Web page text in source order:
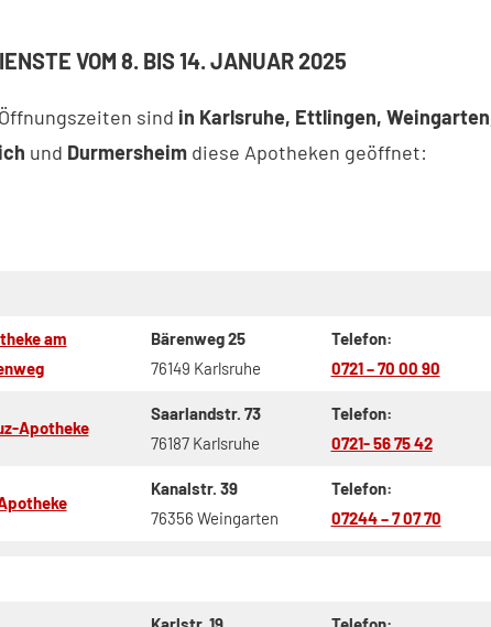
VOM 8. BIS 14. JANUAR 2025
sind in Karlsruhe, Ettlingen,
und Durmersheim diese Apotheken geöffnet:
am
Bärenweg 25
76149 Karlsruhe
Telefon:
0721 – 70 00 90
Apotheke
Saarlandstr. 73
76187 Karlsruhe
Telefon:
0721- 56 75 42
Kanalstr. 39
76356 Weingarten
Telefon:
07244 – 7 07 70